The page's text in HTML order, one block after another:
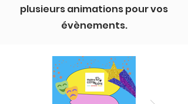
plusieurs animations pour vos
évènements.